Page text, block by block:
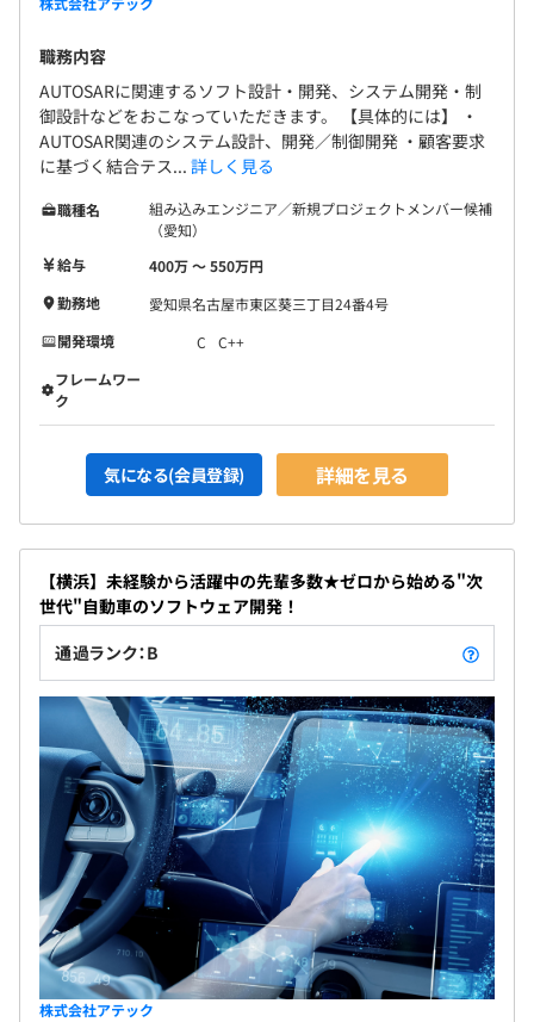
職務内容
AUTOSARに関連するソフト設計・開発、システム開発・制
御設計などをおこなっていただきます。 【具体的には】 ・
AUTOSAR関連のシステム設計、開発／制御開発 ・顧客要求
に基づく結合テス... 詳しく見る
職種名
組み込みエンジニア／新規プロジェクトメンバー候補
（愛知）
給与
400万 〜 550万円
勤務地
愛知県名古屋市東区葵三丁目24番4号
開発環境
C
C++
フレームワー
ク
気になる(会員登録) 詳細を見る
【横浜】未経験から活躍中の先輩多数★ゼロから始める"次
世代"自動車のソフトウェア開発！
通過ランク：B
株式会社アテック